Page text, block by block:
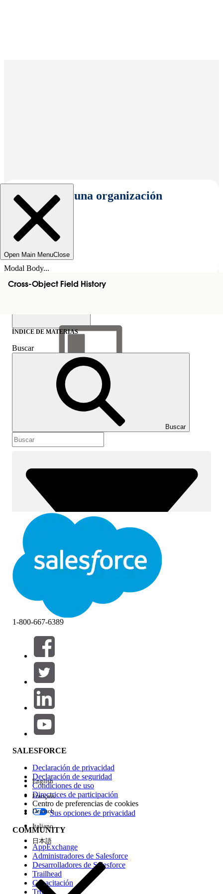
Seleccionar una organización
Open Main MenuClose
Modal Body...
Cross-Object Field History
Mostrar índice de
materias
Índice de materias
ÍNDICE DE MATERIAS
Buscar
Buscar
Filtros (0)
SELECCIONAR FILTROS
Área de productos
Repercusión de función
Edición
Experiencia
1-800-667-6389
SALESFORCE
Declaración de privacidad
Declaración de seguridad
Condiciones de uso
Directrices de participación
Centro de preferencias de cookies
Sus opciones de privacidad
COMMUNITY
AppExchange
Administradores de Salesforce
Desarrolladores de Salesforce
Trailhead
Capacitación
Trust
English
Français
Deutsch
Italiano
日本語